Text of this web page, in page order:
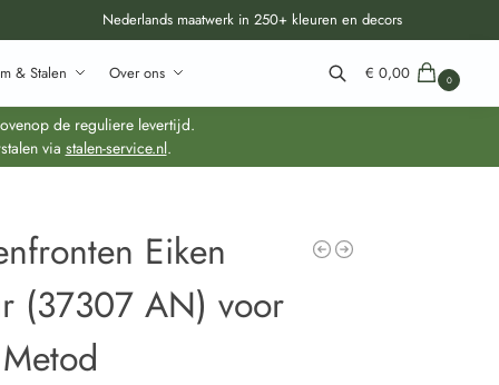
Nederlands maatwerk in 250+ kleuren en decors
& Stalen Over ons
Zoeken
€ 0,00 0
de reguliere levertijd.
via stalen-service.nl.
Eiken
(37307 AN) voor